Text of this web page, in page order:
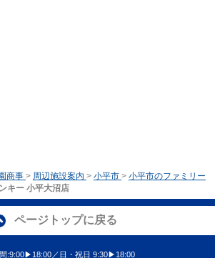
商事 > 周辺施設案内 > 小平市 > 小平市のファミリー
キー 小平大沼店
ページトップに戻る
:9:00▶18:00／日・祝日 9:30▶18:00